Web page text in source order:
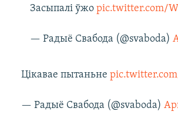
Засыпалі ўжо pic.twitter.com/
— Радыё Свабода (@svaboda)
Цікавае пытаньне
— Радыё Свабода (@svaboda)